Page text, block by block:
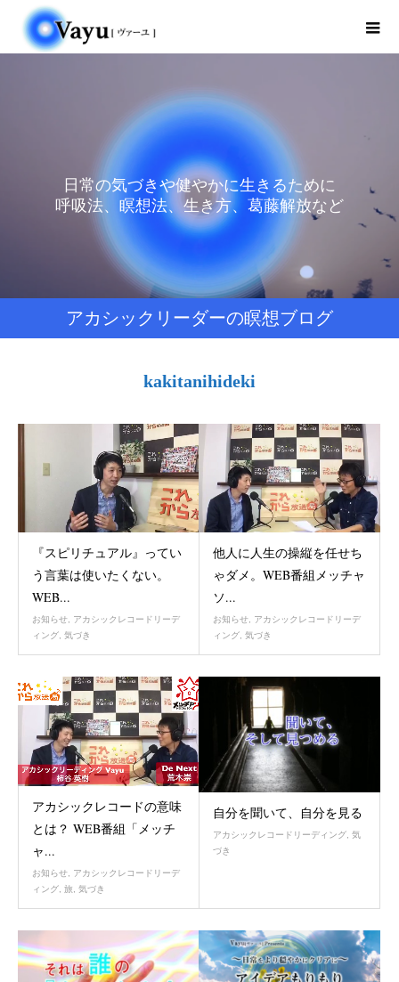
アカシックリーダーの瞑想ブログ
日常の気づきや健やかに生きるために
呼吸法、瞑想法、生き方、葛藤解放など
kakitanihideki
『スピリチュアル』ってい
う言葉は使いたくない。
WEB...
お知らせ, アカシックレコードリーデ
ィング, 気づき
他人に人生の操縦を任せち
ゃダメ。WEB番組メッチャ
ソ...
お知らせ, アカシックレコードリーデ
ィング, 気づき
アカシックレコードの意味
とは？ WEB番組「メッチ
ャ...
お知らせ
アカシックレコードリーデ
ィング 旅 気づき
自分を聞いて、自分を見る
アカシックレコードリーディング 気
づき